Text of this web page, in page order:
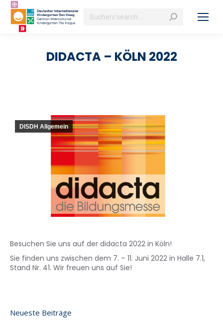
Search:
DIDACTA – KÖLN 2022
DISDH Allgemein
Besuchen Sie uns auf der didacta 2022 in Köln!
Sie finden uns zwischen dem 7. – 11. Juni 2022 in Halle 7.1,
Stand Nr. 41. Wir freuen uns auf Sie!
Neueste Beiträge